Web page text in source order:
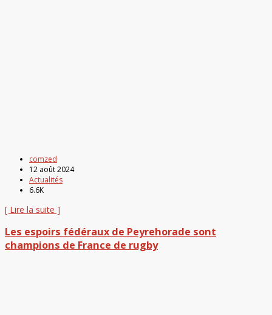
comzed
12 août 2024
Actualités
6.6K
[ Lire la suite ]
Les espoirs fédéraux de Peyrehorade sont
champions de France de rugby